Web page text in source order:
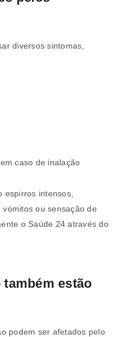
diversos sintomas,
caso de inalação
espirros intensos,
ou sensação de
o Saúde 24 através do
estão
podem ser afetados pelo